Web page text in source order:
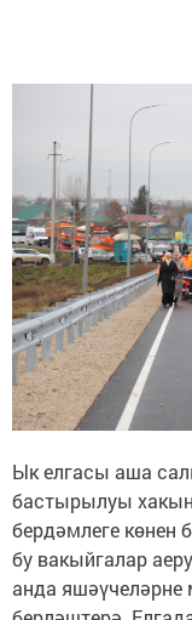
Ык елгасы аша
бастырылуы
бердәмлеге көнен
бу вакыйгалар
анда яшәүчеләрне